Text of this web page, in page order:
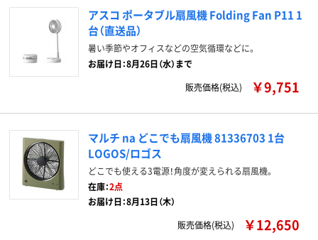
アスコ ポータブル扇風機 Folding Fan P11 1
台（直送品）
暑い季節やオフィスなどの空気循環などに。
お届け日：8月26日（水）まで
販売価格(税込)
￥9,751
マルチ na どこでも扇風機 81336703 1台
LOGOS/ロゴス
どこでも使える3電源！角度が変えられる扇風機。
在庫：2点
お届け日：8月13日（木）
販売価格(税込)
￥12,650